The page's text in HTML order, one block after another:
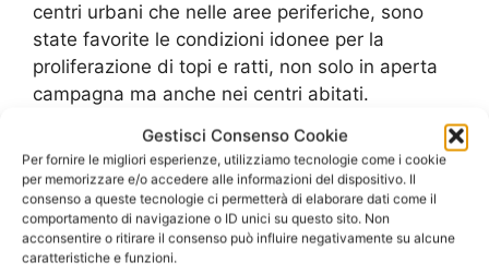
Gestisci Consenso Cookie
Per fornire le migliori esperienze, utilizziamo tecnologie come i cookie
per memorizzare e/o accedere alle informazioni del dispositivo. Il
consenso a queste tecnologie ci permetterà di elaborare dati come il
comportamento di navigazione o ID unici su questo sito. Non
acconsentire o ritirare il consenso può influire negativamente su alcune
caratteristiche e funzioni.
centri urbani che nelle aree periferiche, sono
state favorite le condizioni idonee per la
proliferazione di topi e ratti, non solo in aperta
campagna ma anche nei centri abitati.
La presenza di canali, fossati e corsi d’acqua, le
discariche a cielo aperto, la struttura ampia e
complessa delle architetture industriali e,
soprattutto, la possibilità di alimentarsi e di
proliferare in un ambiente dalla temperatura